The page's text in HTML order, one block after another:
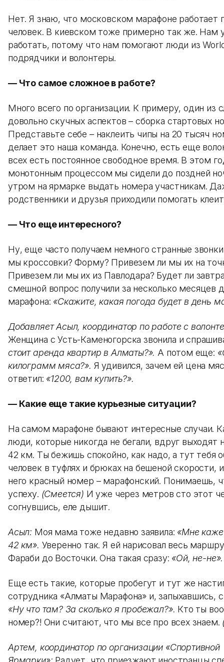
Нет. Я знаю, что московском марафоне работает
человек. В киевском тоже примерно так же. Нам
работать, потому что нам помогают люди из
подрядчики и волонтеры.
— Что самое сложное в работе?
Много всего по организации. К примеру, один из
довольно скучных аспектов – сборка стартовых
Представьте себе – наклеить чипы на 20 тысяч
делает это наша команда. Конечно, есть еще
всех есть постоянное свободное время. В этом
монотонным процессом мы сидели до поздней
утром на ярмарке выдать номера участникам.
родственники и друзья приходили помогать
— Что еще интересного?
Ну, еще часто получаем немного странные
мы кроссовки? Форму? Привезем ли мы их на
Привезем ли мы их из Павлодара? Будет ли
смешной вопрос получили за несколько месяцев
марафона: «Скажите, какая погода будет в день
Добавляет Асыл, координатор по работе с
Женщина с Усть-Каменогорска звонила и
стоит аренда квартир в Алматы?». А потом еще:
килограмм мяса?». Я удивился, зачем ей цена
ответил: «1200, вам купить?».
— Какие еще такие курьезные ситуации?
На самом марафоне бывают интересные случаи.
люди, которые никогда не бегали, вдруг выходят
42 км. Ты бежишь спокойно, как надо, а тут тебя
человек в туфлях и брюках на бешеной скорости,
него красный номер – марафонский. Понимаешь,
успеху. (Смеется) И уже через метров сто этот
согнувшись, еле дышит.
Асыл: Моя мама тоже недавно заявила: «Мне
42 км». Уверенно так. Я ей нарисовал весь
Фараби до Восточки. Она такая сразу: «Ой, не-не».
Еще есть такие, которые пробегут и тут же
сотрудника «Алматы Марафона» и, запыхавшись,
«Ну что там? За сколько я пробежал?». Кто ты
номер?! Они считают, что мы все про всех знаем.
Артем, координатор по организации «Спортивной